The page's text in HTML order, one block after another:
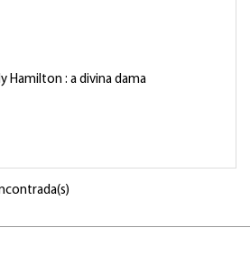
Hamilton : a divina dama